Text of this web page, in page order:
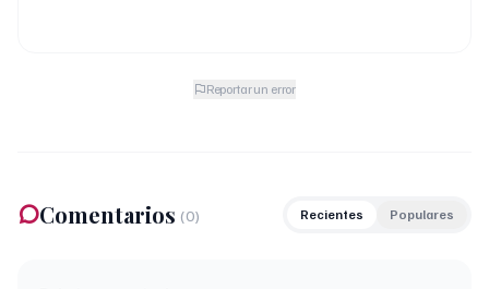
Reportar un error
Comentarios (0) Recientes Populares